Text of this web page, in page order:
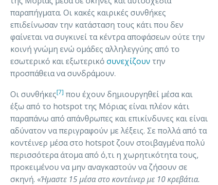
παραπήγματα. Οι κακές καιρικές συνθήκες
επιδείνωσαν την κατάσταση τους κάτι που δεν
φαίνεται να συγκινεί τα κέντρα αποφάσεων ούτε την
κοινή γνώμη ενώ ομάδες αλληλεγγύης από το
εσωτερικό και εξωτερικό συνεχίζουν την
προσπάθεια να συνδράμουν.
Οι συνθήκες[7] που έχουν δημιουργηθεί μέσα και
έξω από το hotspot της Μόριας είναι πλέον κάτι
παραπάνω από απάνθρωπες και επικίνδυνες και είναι
αδύνατον να περιγραφούν με λέξεις. Σε πολλά από τα
κοντέινερ μέσα στο hotspot ζουν στοιβαγμένα πολύ
περισσότερα άτομα από ό,τι η χωρητικότητα τους,
προκειμένου να μην αναγκαστούν να ζήσουν σε
σκηνή. «Ήμαστε 15 μέσα στο κοντέινερ με 10 κρεβάτια.